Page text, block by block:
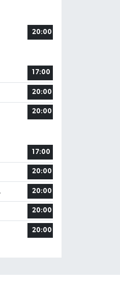
20:00
17:00
20:00
20:00
17:00
20:00
20:00
20:00
20:00